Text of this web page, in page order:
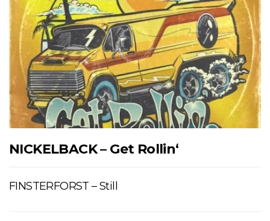
NICKELBACK – Get Rollin‘
FINSTERFORST – Still